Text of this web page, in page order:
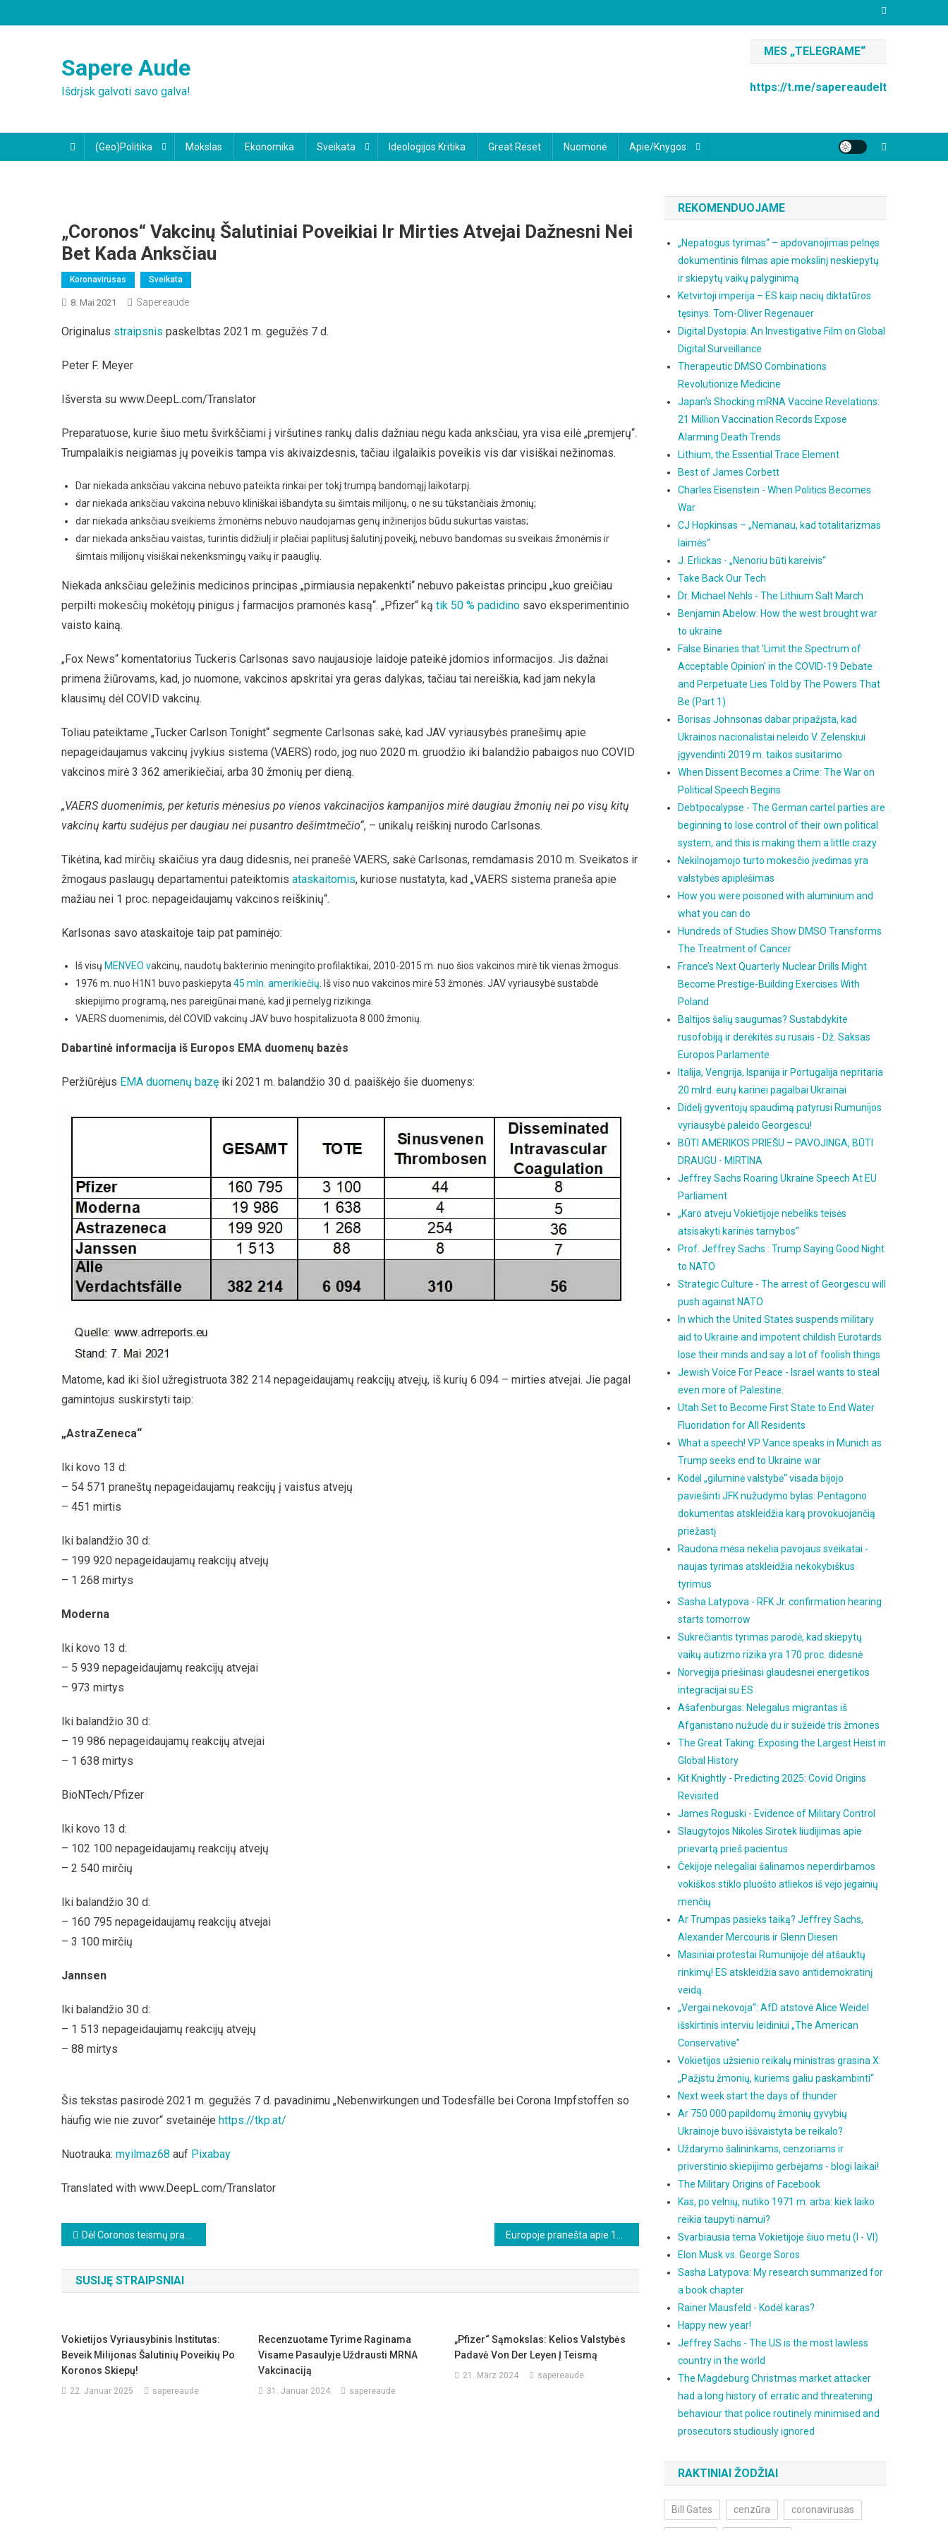
to
Sapere Aude
Išdrįsk galvoti savo galva!
MES „TELEGRAME“
https://t.me/sapereaudelt
(Geo)Politika Mokslas Ekonomika Sveikata Ideologijos Kritika Great Reset Nuomonė Apie/knygos
„Coronos“ Vakcinų Šalutiniai Poveikiai Ir Mirties Atvejai Dažnesni Nei
Bet Kada Anksčiau
Koronavirusas Sveikata
8. Mai 2021 Sapereaude
Originalus straipsnis paskelbtas 2021 m. gegužės 7 d.
Peter F. Meyer
Išversta su www.DeepL.com/Translator
Preparatuose, kurie šiuo metu švirkščiami į viršutines rankų dalis dažniau negu kada anksčiau, yra visa eilė „premjerų“.
Trumpalaikis neigiamas jų poveikis tampa vis akivaizdesnis, tačiau ilgalaikis poveikis vis dar visiškai nežinomas.
Dar niekada anksčiau vakcina nebuvo pateikta rinkai per tokį trumpą bandomąjį laikotarpį.
dar niekada anksčiau vakcina nebuvo kliniškai išbandyta su šimtais milijonų, o ne su tūkstančiais žmonių;
dar niekada anksčiau sveikiems žmonėms nebuvo naudojamas genų inžinerijos būdu sukurtas vaistas;
dar niekada anksčiau vaistas, turintis didžiulį ir plačiai paplitusį šalutinį poveikį, nebuvo bandomas su sveikais žmonėmis ir
šimtais milijonų visiškai nekenksmingų vaikų ir paauglių.
Niekada anksčiau geležinis medicinos principas „pirmiausia nepakenkti“ nebuvo pakeistas principu „kuo greičiau
perpilti mokesčių mokėtojų pinigus į farmacijos pramonės kasą“. „Pfizer“ ką tik 50 % padidino savo eksperimentinio
vaisto kainą.
„Fox News“ komentatorius Tuckeris Carlsonas savo naujausioje laidoje pateikė įdomios informacijos. Jis dažnai
primena žiūrovams, kad, jo nuomone, vakcinos apskritai yra geras dalykas, tačiau tai nereiškia, kad jam nekyla
klausimų dėl COVID vakcinų.
Toliau pateiktame „Tucker Carlson Tonight“ segmente Carlsonas sakė, kad JAV vyriausybės pranešimų apie
nepageidaujamus vakcinų įvykius sistema (VAERS) rodo, jog nuo 2020 m. gruodžio iki balandžio pabaigos nuo COVID
vakcinos mirė 3 362 amerikiečiai, arba 30 žmonių per dieną.
„VAERS duomenimis, per keturis mėnesius po vienos vakcinacijos kampanijos mirė daugiau žmonių nei po visų kitų
vakcinų kartu sudėjus per daugiau nei pusantro dešimtmečio“, – unikalų reiškinį nurodo Carlsonas.
Tikėtina, kad mirčių skaičius yra daug didesnis, nei pranešė VAERS, sakė Carlsonas, remdamasis 2010 m. Sveikatos ir
žmogaus paslaugų departamentui pateiktomis ataskaitomis, kuriose nustatyta, kad „VAERS sistema praneša apie
mažiau nei 1 proc. nepageidaujamų vakcinos reiškinių“.
Karlsonas savo ataskaitoje taip pat paminėjo:
Iš visų MENVEO vakcinų, naudotų bakterinio meningito profilaktikai, 2010-2015 m. nuo šios vakcinos mirė tik vienas žmogus.
1976 m. nuo H1N1 buvo paskiepyta 45 mln. amerikiečių . Iš viso nuo vakcinos mirė 53 žmonės. JAV vyriausybė sustabdė
skiepijimo programą, nes pareigūnai manė, kad ji pernelyg rizikinga.
VAERS duomenimis, dėl COVID vakcinų JAV buvo hospitalizuota 8 000 žmonių.
Dabartinė informacija iš Europos EMA duomenų bazės
Peržiūrėjus EMA duomenų bazę iki 2021 m. balandžio 30 d. paaiškėjo šie duomenys:
Matome, kad iki šiol užregistruota 382 214 nepageidaujamų reakcijų atvejų, iš kurių 6 094 – mirties atvejai. Jie pagal
gamintojus suskirstyti taip:
„AstraZeneca“
Iki kovo 13 d:
– 54 571 praneštų nepageidaujamų reakcijų į vaistus atvejų
– 451 mirtis
Iki balandžio 30 d:
– 199 920 nepageidaujamų reakcijų atvejų
– 1 268 mirtys
Moderna
Iki kovo 13 d:
– 5 939 nepageidaujamų reakcijų atvejai
– 973 mirtys
Iki balandžio 30 d:
– 19 986 nepageidaujamų reakcijų atvejai
– 1 638 mirtys
BioNTech/Pfizer
Iki kovo 13 d:
– 102 100 nepageidaujamų reakcijų atvejų
– 2 540 mirčių
Iki balandžio 30 d:
– 160 795 nepageidaujamų reakcijų atvejai
– 3 100 mirčių
Jannsen
Iki balandžio 30 d:
– 1 513 nepageidaujamų reakcijų atvejų
– 88 mirtys
Šis tekstas pasirodė 2021 m. gegužės 7 d. pavadinimu „Nebenwirkungen und Todesfälle bei Corona Impfstoffen so
häufig wie nie zuvor“ svetainėje https://tkp.at/
Nuotrauka: myilmaz68 auf Pixabay
Translated with www.DeepL.com/Translator
Beitragsnavigation
Dėl Coronos teismų praktikos: buvęs teisėjas Manfredas Kölschas grąžina Federalinį nuopelnų kryžių
SUSIJĘ STRAIPSNIAI
Vokietijos Vyriausybinis Institutas:
Beveik Milijonas Šalutinių Poveikių Po
Koronos Skiepų!
22. Januar 2025 sapereaude
Recenzuotame Tyrime Raginama
Visame Pasaulyje Uždrausti MRNA
Vakcinaciją
31. Januar 2024 sapereaude
„Pfizer“ Sąmokslas: Kelios Valstybės
Padavė Von Der Leyen Į Teismą
21. März 2024 sapereaude
REKOMENDUOJAME
„Nepatogus tyrimas“ – apdovanojimas pelnęs
dokumentinis filmas apie mokslinį neskiepytų
ir skiepytų vaikų palyginimą
Ketvirtoji imperija – ES kaip nacių diktatūros
tęsinys. Tom-Oliver Regenauer
Digital Dystopia: An Investigative Film on Global
Digital Surveillance
Therapeutic DMSO Combinations
Revolutionize Medicine
Japan’s Shocking mRNA Vaccine Revelations:
21 Million Vaccination Records Expose
Alarming Death Trends
Lithium, the Essential Trace Element
Best of James Corbett
Charles Eisenstein - When Politics Becomes
War
CJ Hopkinsas – „Nemanau, kad totalitarizmas
laimės“
J. Erlickas - „Nenoriu būti kareivis“
Take Back Our Tech
Dr. Michael Nehls - The Lithium Salt March
Benjamin Abelow: How the west brought war
to ukraine
False Binaries that 'Limit the Spectrum of
Acceptable Opinion' in the COVID-19 Debate
and Perpetuate Lies Told by The Powers That
Be (Part 1)
Borisas Johnsonas dabar pripažįsta, kad
Ukrainos nacionalistai neleido V. Zelenskiui
įgyvendinti 2019 m. taikos susitarimo
When Dissent Becomes a Crime: The War on
Political Speech Begins
Debtpocalypse - The German cartel parties are
beginning to lose control of their own political
system, and this is making them a little crazy
Nekilnojamojo turto mokesčio įvedimas yra
valstybės apiplėšimas
How you were poisoned with aluminium and
what you can do
Hundreds of Studies Show DMSO Transforms
The Treatment of Cancer
France’s Next Quarterly Nuclear Drills Might
Become Prestige-Building Exercises With
Poland
Baltijos šalių saugumas? Sustabdykite
rusofobiją ir derėkitės su rusais - Dž. Saksas
Europos Parlamente
Italija, Vengrija, Ispanija ir Portugalija nepritaria
20 mlrd. eurų karinei pagalbai Ukrainai
Didelį gyventojų spaudimą patyrusi Rumunijos
vyriausybė paleido Georgescu!
BŪTI AMERIKOS PRIEŠU – PAVOJINGA, BŪTI
DRAUGU - MIRTINA
Jeffrey Sachs Roaring Ukraine Speech At EU
Parliament
„Karo atveju Vokietijoje nebeliks teisės
atsisakyti karinės tarnybos“
Prof. Jeffrey Sachs : Trump Saying Good Night
to NATO
Strategic Culture - The arrest of Georgescu will
push against NATO
In which the United States suspends military
aid to Ukraine and impotent childish Eurotards
lose their minds and say a lot of foolish things
Jewish Voice For Peace - Israel wants to steal
even more of Palestine.
Utah Set to Become First State to End Water
Fluoridation for All Residents
What a speech! VP Vance speaks in Munich as
Trump seeks end to Ukraine war
Kodėl „giluminė valstybė“ visada bijojo
paviešinti JFK nužudymo bylas: Pentagono
dokumentas atskleidžia karą provokuojančią
priežastį
Raudona mėsa nekelia pavojaus sveikatai -
naujas tyrimas atskleidžia nekokybiškus
tyrimus
Sasha Latypova - RFK Jr. confirmation hearing
starts tomorrow
Sukrečiantis tyrimas parodė, kad skiepytų
vaikų autizmo rizika yra 170 proc. didesnė
Norvegija priešinasi glaudesnei energetikos
integracijai su ES
Ašafenburgas: Nelegalus migrantas iš
Afganistano nužudė du ir sužeidė tris žmones
The Great Taking: Exposing the Largest Heist in
Global History
Kit Knightly - Predicting 2025: Covid Origins
Revisited
James Roguski - Evidence of Military Control
Slaugytojos Nikolės Sirotek liudijimas apie
prievartą prieš pacientus
Čekijoje nelegaliai šalinamos neperdirbamos
vokiškos stiklo pluošto atliekos iš vėjo jėgainių
menčių
Ar Trumpas pasieks taiką? Jeffrey Sachs,
Alexander Mercouris ir Glenn Diesen
Masiniai protestai Rumunijoje dėl atšauktų
rinkimų! ES atskleidžia savo antidemokratinį
veidą.
„Vergai nekovoja“: AfD atstovė Alice Weidel
išskirtinis interviu leidiniui „The American
Conservative"
Vokietijos užsienio reikalų ministras grasina X:
„Pažįstu žmonių, kuriems galiu paskambinti“
Next week start the days of thunder
Ar 750 000 papildomų žmonių gyvybių
Ukrainoje buvo iššvaistyta be reikalo?
Uždarymo šalininkams, cenzoriams ir
priverstinio skiepijimo gerbėjams - blogi laikai!
The Military Origins of Facebook
Kas, po velnių, nutiko 1971 m. arba: kiek laiko
reikia taupyti namui?
Svarbiausia tema Vokietijoje šiuo metu (I - VI)
Elon Musk vs. George Soros
Sasha Latypova: My research summarized for
a book chapter
Rainer Mausfeld - Kodėl karas?
Happy new year!
Jeffrey Sachs - The US is the most lawless
country in the world
The Magdeburg Christmas market attacker
had a long history of erratic and threatening
behaviour that police routinely minimised and
prosecutors studiously ignored
RAKTINIAI ŽODŽIAI
Bill Gates cenzūra coronavirusas